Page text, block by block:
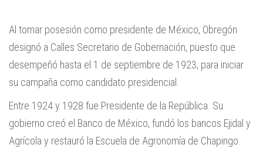
Al tomar posesión como presidente de México, Obregón
designó a Calles Secretario de Gobernación, puesto que
desempeñó hasta el 1 de septiembre de 1923, para iniciar
su campaña como candidato presidencial.
Entre 1924 y 1928 fue Presidente de la República. Su
gobierno creó el Banco de México, fundó los bancos Ejidal y
Agrícola y restauró la Escuela de Agronomía de Chapingo.